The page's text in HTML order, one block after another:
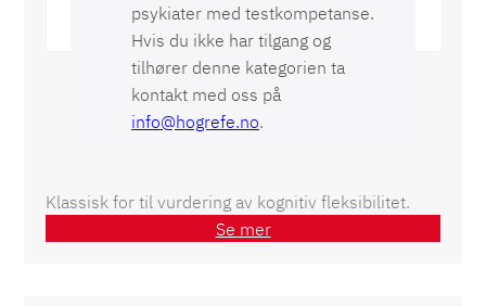
psykiater med testkompetanse.
Hvis du ikke har tilgang og
tilhører denne kategorien ta
kontakt med oss på
info@hogrefe.no.
Klassisk for til vurdering av kognitiv fleksibilitet.
Se mer